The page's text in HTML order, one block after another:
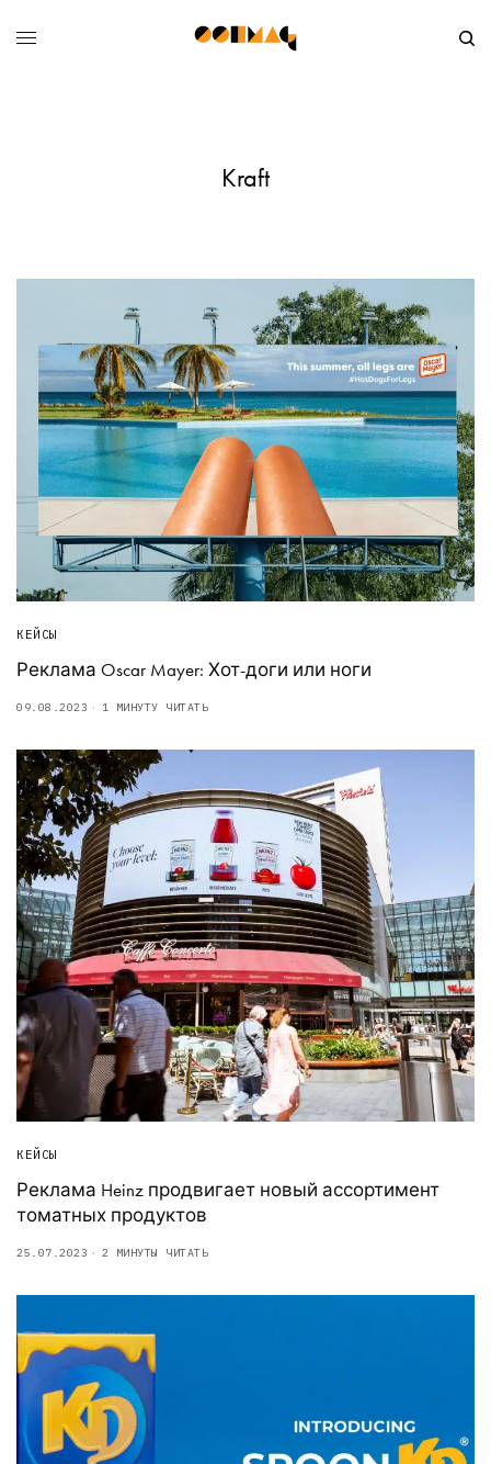
Kraft
КЕЙСЫ
Реклама Oscar Mayer: Хот-доги или ноги
09.08.2023 1 МИНУТУ ЧИТАТЬ
КЕЙСЫ
Реклама Heinz продвигает новый ассортимент
томатных продуктов
25.07.2023 2 МИНУТЫ ЧИТАТЬ